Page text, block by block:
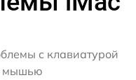
с клавиатурой
мышью